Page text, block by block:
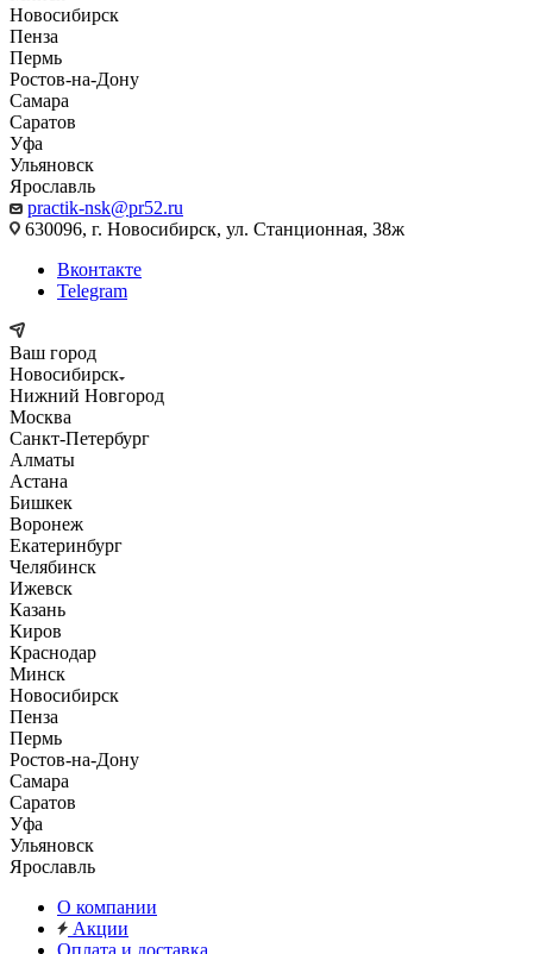
Новосибирск
Пенза
Пермь
Ростов-на-Дону
Самара
Саратов
Уфа
Ульяновск
Ярославль
practik-nsk@pr52.ru
630096, г. Новосибирск, ул. Станционная, 38ж
Вконтакте
Telegram
Ваш город
Новосибирск
Нижний Новгород
Москва
Санкт-Петербург
Алматы
Астана
Бишкек
Воронеж
Екатеринбург
Челябинск
Ижевск
Казань
Киров
Краснодар
Минск
Новосибирск
Пенза
Пермь
Ростов-на-Дону
Самара
Саратов
Уфа
Ульяновск
Ярославль
О компании
Акции
Оплата и доставка